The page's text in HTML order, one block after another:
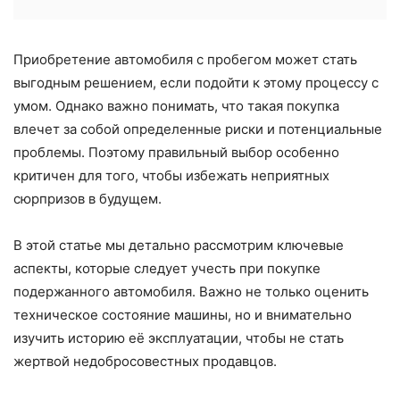
Приобретение автомобиля с пробегом может стать
выгодным решением, если подойти к этому процессу с
умом. Однако важно понимать, что такая покупка
влечет за собой определенные риски и потенциальные
проблемы. Поэтому правильный выбор особенно
критичен для того, чтобы избежать неприятных
сюрпризов в будущем.
В этой статье мы детально рассмотрим ключевые
аспекты, которые следует учесть при покупке
подержанного автомобиля. Важно не только оценить
техническое состояние машины, но и внимательно
изучить историю её эксплуатации, чтобы не стать
жертвой недобросовестных продавцов.